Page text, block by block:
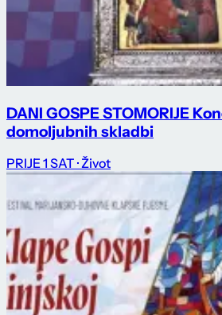
DANI GOSPE STOMORIJE
domoljubnih skladbi
PRIJE 1 SAT · Život